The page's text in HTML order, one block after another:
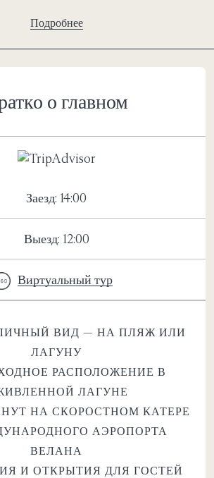
Подробнее
о главном
Заезд: 14:00
Выезд: 12:00
Виртуальный тур
ВИД — НА ПЛЯЖ ИЛИ
ЛАГУНУ
РАСПОЛОЖЕНИЕ В
ЛАГУНЕ
НА СКОРОСТНОМ КАТЕРЕ
АЭРОПОРТА
ВЕЛАНА
И ОТКРЫТИЯ ДЛЯ ГОСТЕЙ